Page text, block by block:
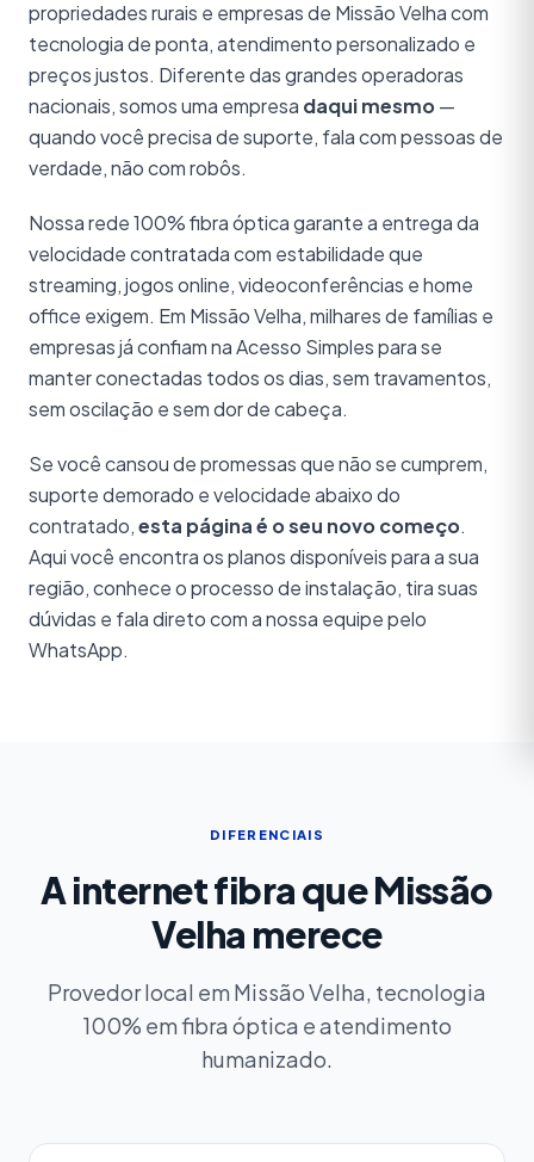
propriedades rurais e empresas de Missão Velha com
tecnologia de ponta, atendimento personalizado e
preços justos. Diferente das grandes operadoras
nacionais, somos uma empresa daqui mesmo—
quando você precisa de suporte, fala com pessoas de
verdade, não com robôs.
Nossa rede 100% fibra óptica garante a entrega da
velocidade contratada com estabilidade que
streaming, jogos online, videoconferências e home
office exigem. Em Missão Velha, milhares de famílias e
empresas já confiam na Acesso Simples para se
manter conectadas todos os dias, sem travamentos,
sem oscilação e sem dor de cabeça.
Se você cansou de promessas que não se cumprem,
suporte demorado e velocidade abaixo do
contratado,esta página é o seu novo começo.
Aqui você encontra os planos disponíveis para a sua
região, conhece o processo de instalação, tira suas
dúvidas e fala direto com a nossa equipe pelo
WhatsApp.
DIFERENCIAIS
A internet fibra que Missão
Velha merece
Provedor local em Missão Velha, tecnologia
100% em fibra óptica e atendimento
humanizado.